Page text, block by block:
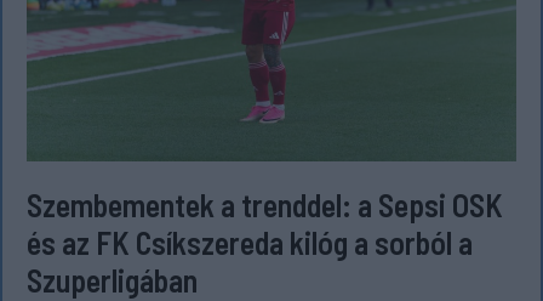
Szembementek a trenddel: a Sepsi OSK
és az FK Csíkszereda kilóg a sorból a
Szuperligában